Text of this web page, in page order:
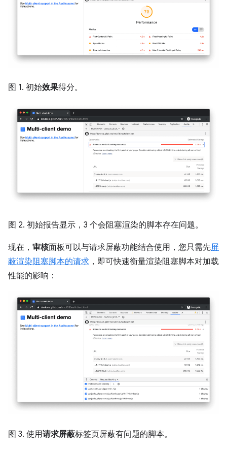
图 1. 初始效果得分。
图 2. 初始报告显示，3 个会阻塞渲染的脚本存在问题。
现在， 审核面板可以与请求屏蔽功能结合使用，您只需先屏
蔽渲染阻塞脚本的请求 ，即可快速衡量渲染阻塞脚本对加载
性能的影响：
图 3. 使用请求屏蔽标签页屏蔽有问题的脚本。